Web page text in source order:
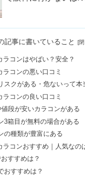
こで買える&安全性は
カラコンで宇宙人に
イズ＆フチあり・なし
カラコンの目薬＆装
選｜充血ケアやとろみ
記事に書いていること
ラコンはやばい？安全？
ラコンの悪い口コミ
スクがある・危ないって本
ラコンの良い口コミ
値段が安いカラコンがある
3箱目が無料の場合がある
の種類が豊富にある
ラコンおすすめ｜人気なの
すすめは？
おすすめは？